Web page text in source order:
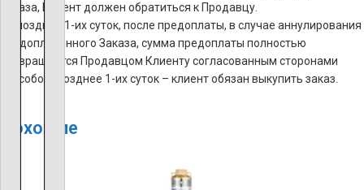
Заказа, Клиент должен обратиться к Продавцу.
Не позднее 1-их суток, после предоплаты, в случае аннулирования
предоплаченного Заказа, сумма предоплаты полностью
возвращается Продавцом Клиенту согласованным сторонами
способом, позднее 1-их суток – клиент обязан выкупить заказ.
Похожие